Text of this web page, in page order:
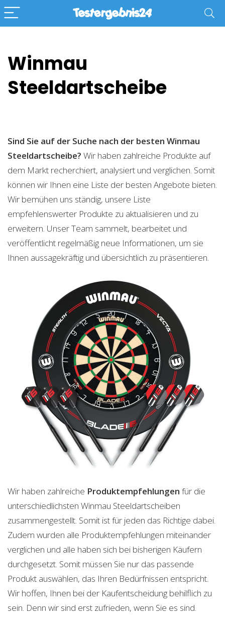
Winmau
Steeldartscheibe
Sind Sie auf der Suche nach der besten Winmau
Steeldartscheibe? Wir haben zahlreiche Produkte auf
dem Markt recherchiert, analysiert und verglichen. Somit
können wir Ihnen eine Liste der besten Angebote bieten.
Wir bemühen uns ständig, unsere Liste
empfehlenswerter Produkte zu aktualisieren und zu
erweitern. Unser Team sammelt, bearbeitet und
veröffentlicht regelmäßig neue Informationen, um sie
Ihnen aussagekräftig und übersichtlich zu präsentieren.
Wir haben zahlreiche Produktempfehlungen für die
unterschiedlichsten Winmau Steeldartscheiben
zusammengestellt. Somit ist für jeden das Richtige dabei.
Zudem wurden alle Produktempfehlungen miteinander
verglichen und alle haben sich bei bisherigen Käufern
durchgesetzt. Somit müssen Sie nur das passende
Produkt auswählen, das Ihren Bedürfnissen entspricht.
Wir hoffen, Ihnen bei der Kaufentscheidung behilflich zu
sein. Denn wir sind erst zufrieden, wenn Sie es sind.